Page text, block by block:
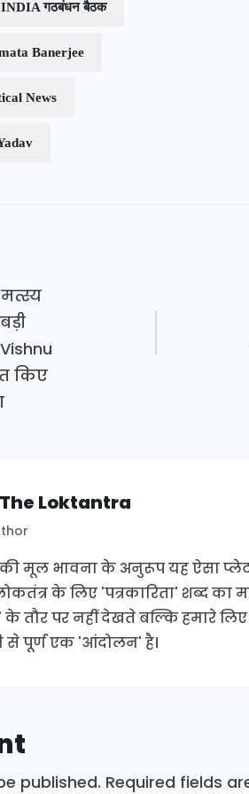
INDIA गठबंधन बैठक
Banerjee
News
किए
Loktantra
मूल भावना के अनुरूप यह ऐसा
लोकतंत्र के लिए 'पत्रकारिता' शब्द
के तौर पर नहीं देखते बल्कि हमारे
से पूर्ण एक 'आंदोलन' है।
published. Required fields